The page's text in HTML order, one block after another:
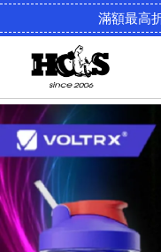
滿額最高